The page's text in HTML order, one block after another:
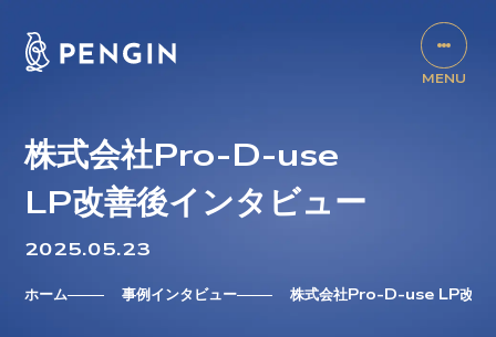
株式会社Pro-D-use
LP改善後インタビュー
2025.05.23
ホーム 事例インタビュー 株式会社Pro-D-use LP改善